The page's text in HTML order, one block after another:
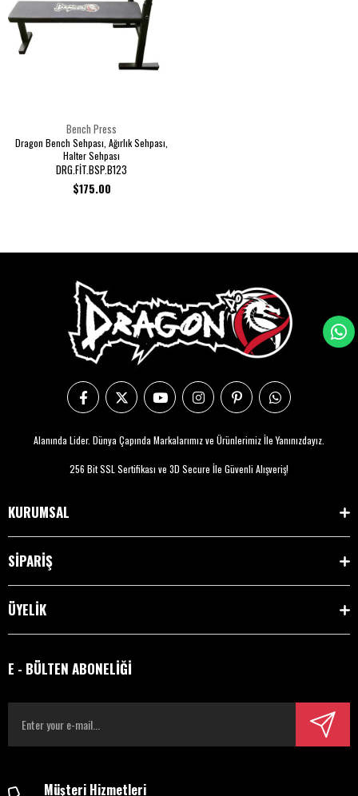
Bench Press
Dragon Bench Sehpası, Ağırlık Sehpası,
Halter Sehpası
DRG.FİT.BSP.B123
$175.00
Alanında Lider. Dünya Çapında Markalarımız ve Ürünlerimiz İle Yanınızdayız.
256 Bit SSL Sertifikası ve 3D Secure İle Güvenli Alışveriş!
KURUMSAL
SİPARİŞ
ÜYELİK
E - BÜLTEN ABONELİĞİ
Müşteri Hizmetleri